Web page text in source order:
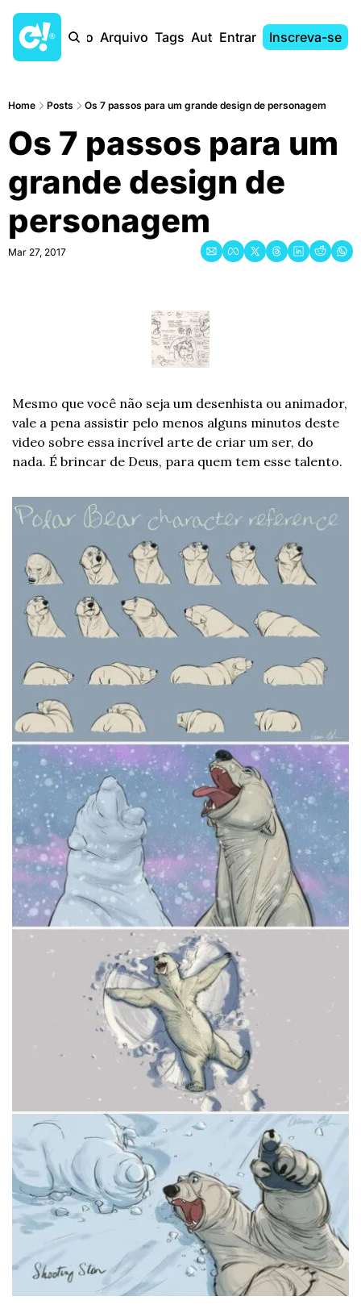
Início Arquivo Tags AutoresEntrar Inscreva-se
Home Posts Os 7 passos para um grande design de personagem
Os 7 passos para um
grande design de
personagem
Mar 27, 2017
Mesmo que você não seja um desenhista ou animador,
vale a pena assistir pelo menos alguns minutos deste
video sobre essa incrível arte de criar um ser, do
nada. É brincar de Deus, para quem tem esse talento.